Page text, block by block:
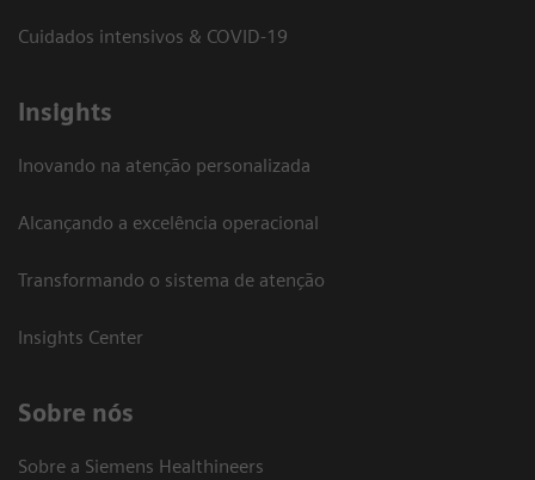
Cuidados intensivos & COVID-19
Insights
Inovando na atenção personalizada
Alcançando a excelência operacional
Transformando o sistema de atenção
Insights Center
Sobre nós
Sobre a Siemens Healthineers